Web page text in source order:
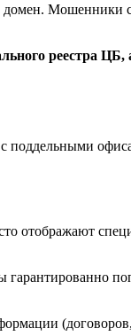
Мошенники
реестра ЦБ,
поддельными
отображают
гарантированно